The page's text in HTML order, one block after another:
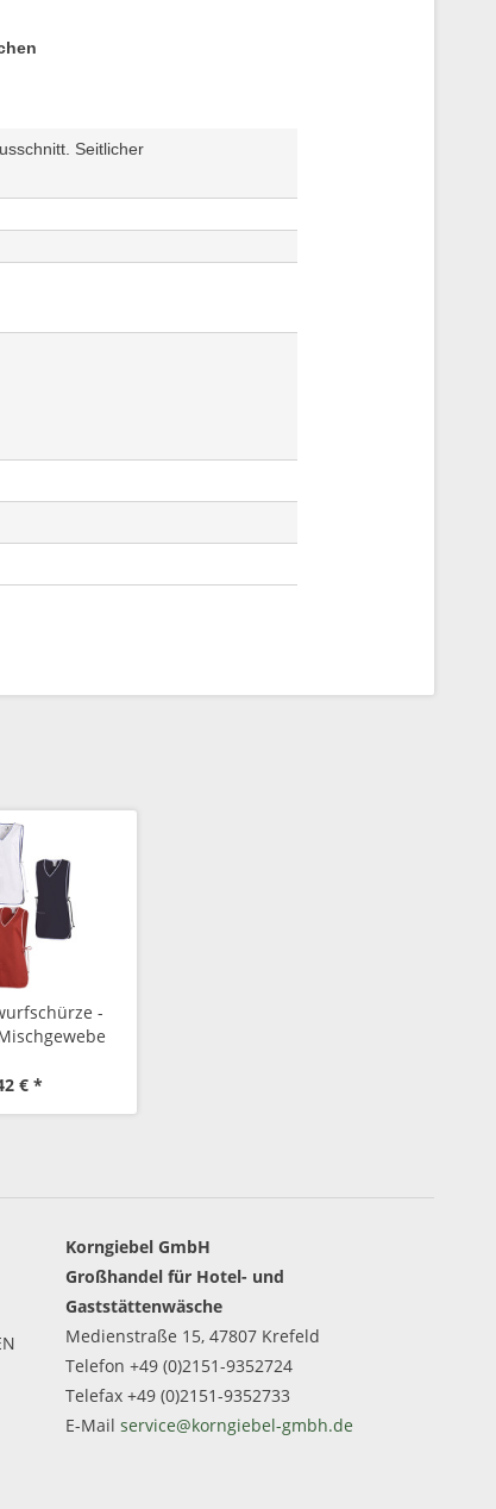
Seitlicher
-
€ *
Korngiebel GmbH
Großhandel für Hotel- und
Gaststättenwäsche
Medienstraße 15, 47807 Krefeld
Telefon +49 (0)2151-9352724
Telefax +49 (0)2151-9352733
E-Mail service@korngiebel-gmbh.de